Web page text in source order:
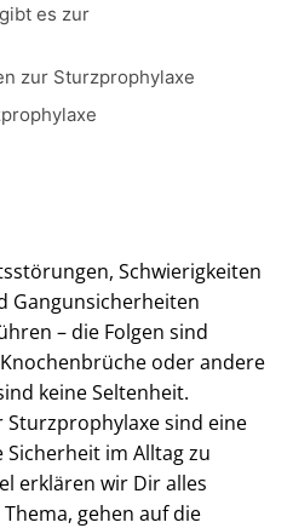
es zur
zur Sturzprophylaxe
Schwierigkeiten
Gangunsicherheiten
– die Folgen sind
oder andere
keine Seltenheit.
sind eine
im Alltag zu
erklären wir Dir alles
gehen auf die